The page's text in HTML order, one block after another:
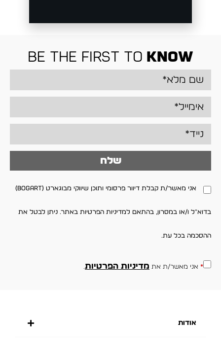
be the first to know
אני מאשר/ת קבלת דיוור פרסומי ותוכן שיווקי מבוגארט (BOGART)
בדוא"ל ו/או במסרון, בהתאם למדיניות הפרטיות באתר. ניתן לבטל את
ההסכמה בכל עת.
שלח
* אני מאשר/ת את מדיניות הפרטיות
אודות